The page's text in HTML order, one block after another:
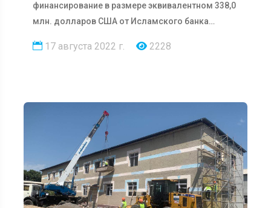
финансирование в размере эквивалентном 338,0
млн. долларов США от Исламского банка
17 августа 2022 г. 2228